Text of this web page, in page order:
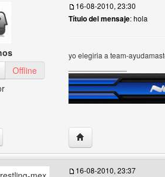
Ver perfil del usuario
Offline
16-08-2010, 23:30
Título del mensaje: hola
yo elegiria a team-
Visitar sitio web del
16-08-2010, 23:37